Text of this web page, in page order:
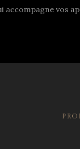
accompagne vos